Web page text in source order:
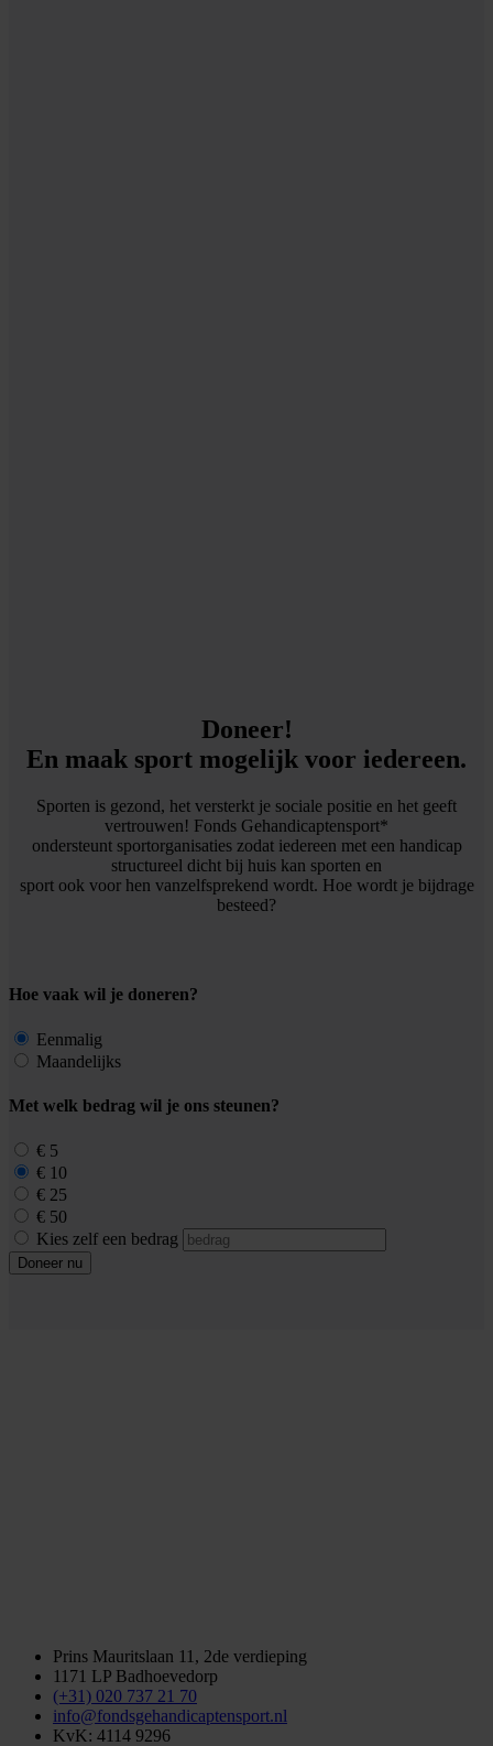
Doneer!
En maak sport mogelijk voor iedereen.
Sporten is gezond, het versterkt je sociale positie en het geeft
vertrouwen! Fonds Gehandicaptensport*
ondersteunt sportorganisaties zodat iedereen met een handicap
structureel dicht bij huis kan sporten en
sport ook voor hen vanzelfsprekend wordt. Hoe wordt je bijdrage
besteed?
Hoe vaak wil je doneren?
Eenmalig
Maandelijks
Met welk bedrag wil je ons steunen?
€ 5
€ 10
€ 25
€ 50
Kies zelf een bedrag
Doneer nu
Prins Mauritslaan 11, 2de verdieping
1171 LP Badhoevedorp
(+31) 020 737 21 70
info@fondsgehandicaptensport.nl
KvK: 4114 9296